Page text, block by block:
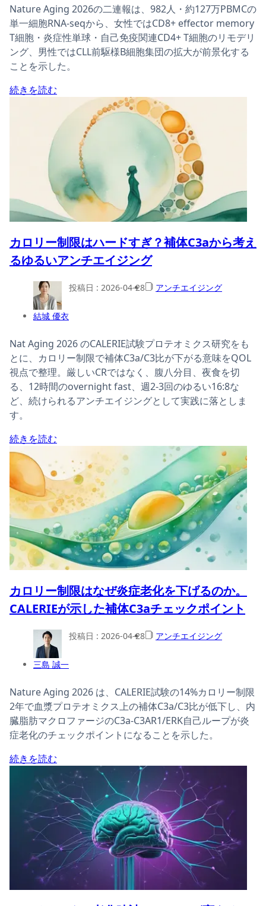
Nature Aging 2026の二連報は、982人・約127万PBMCの
単一細胞RNA-seqから、女性ではCD8+ effector memory
T細胞・炎症性単球・自己免疫関連CD4+ T細胞のリモデリ
ング、男性ではCLL前駆様B細胞集団の拡大が前景化する
ことを示した。
続きを読む
カロリー制限はハードすぎ？補体C3aから考え
るゆるいアンチエイジング
結城 優衣
投稿日 : 2026-04-28 アンチエイジング
Nat Aging 2026 のCALERIE試験プロテオミクス研究をも
とに、カロリー制限で補体C3a/C3比が下がる意味をQOL
視点で整理。厳しいCRではなく、腹八分目、夜食を切
る、12時間のovernight fast、週2-3回のゆるい16:8な
ど、続けられるアンチエイジングとして実践に落としま
す。
続きを読む
カロリー制限はなぜ炎症老化を下げるのか。
CALERIEが示した補体C3aチェックポイント
三島 誠一
投稿日 : 2026-04-28 アンチエイジング
Nature Aging 2026 は、CALERIE試験の14%カロリー制限
2年で血漿プロテオミクス上の補体C3a/C3比が低下し、内
臓脂肪マクロファージのC3a-C3AR1/ERK自己ループが炎
症老化のチェックポイントになることを示した。
続きを読む